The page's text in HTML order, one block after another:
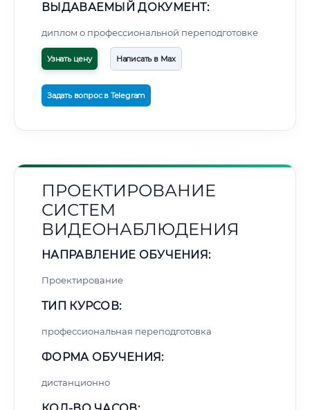
ВЫДАВАЕМЫЙ ДОКУМЕНТ:
диплом о профессиональной переподготовке
Узнать цену Написать в Max
Задать вопрос в Telegram
ПРОЕКТИРОВАНИЕ
СИСТЕМ
ВИДЕОНАБЛЮДЕНИЯ
НАПРАВЛЕНИЕ ОБУЧЕНИЯ:
Проектирование
ТИП КУРСОВ:
профессиональная переподготовка
ФОРМА ОБУЧЕНИЯ:
дистанционно